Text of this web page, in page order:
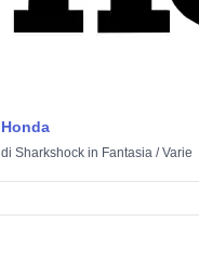
Honda
di Sharkshockin Fantasia/Varie